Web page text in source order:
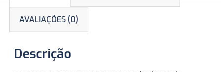
AVALIAÇÕES (0)
Descrição